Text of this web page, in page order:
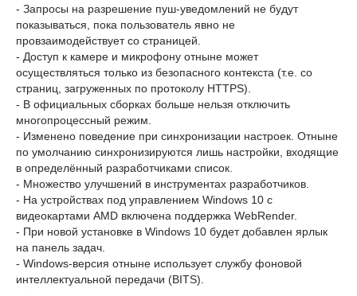
- Запросы на разрешение пуш-уведомлений не будут
показываться, пока пользователь явно не
провзаимодействует со страницей.
- Доступ к камере и микрофону отныне может
осуществляться только из безопасного контекста (т.е. со
страниц, загруженных по протоколу HTTPS).
- В официальных сборках больше нельзя отключить
многопроцессный режим.
- Изменено поведение при синхронизации настроек. Отныне
по умолчанию синхронизируются лишь настройки, входящие
в определённый разработчиками список.
- Множество улучшений в инструментах разработчиков.
- На устройствах под управлением Windows 10 с
видеокартами AMD включена поддержка WebRender.
- При новой установке в Windows 10 будет добавлен ярлык
на панель задач.
- Windows-версия отныне использует службу фоновой
интеллектуальной передачи (BITS).